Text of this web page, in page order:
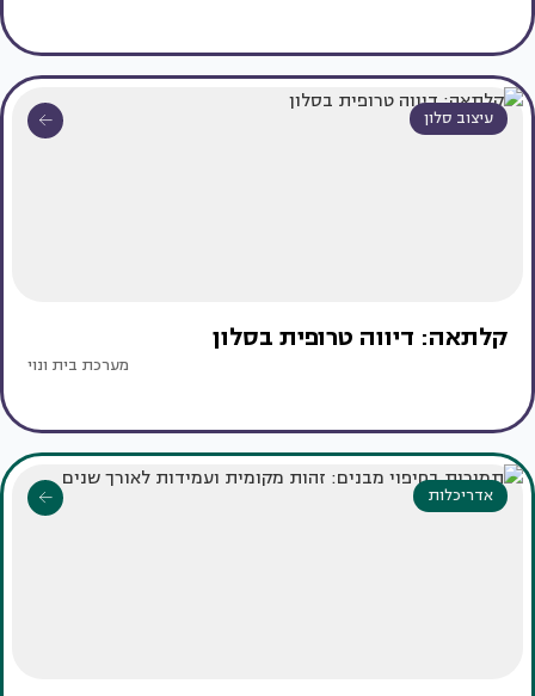
עיצוב סלון
קלתאה: דיווה טרופית בסלון
מערכת בית ונוי
אדריכלות